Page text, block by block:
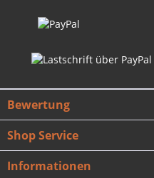
Bewertung
Shop Service
Informationen